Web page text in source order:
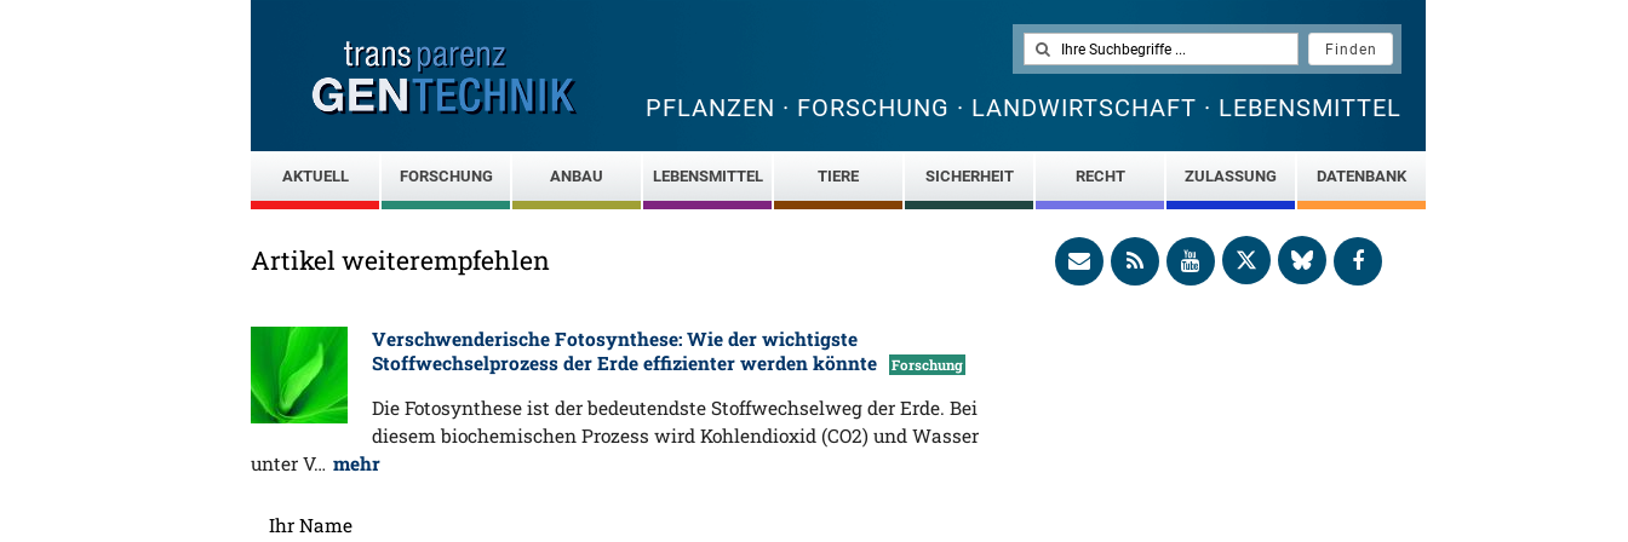
PFLANZEN · FORSCHUNG · LANDWIRTSCHAFT · LEBENSMITTEL
AKTUELL FORSCHUNG ANBAU LEBENSMITTEL TIERE SICHERHEIT RECHT ZULASSUNG DATENBANK
Artikel weiterempfehlen
Verschwenderische Fotosynthese: Wie der wichtigste
Stoffwechselprozess der Erde effizienter werden könnte
Forschung
Die Fotosynthese ist der bedeutendste Stoffwechselweg der Erde. Bei
diesem biochemischen Prozess wird Kohlendioxid (CO2) und Wasser
unter V… mehr
Ihr Name